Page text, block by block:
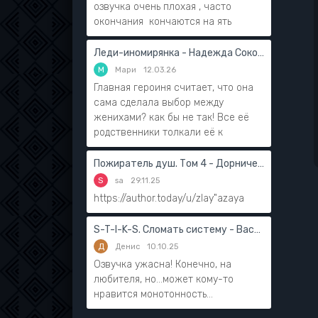
озвучка очень плохая , часто
окончания кончаются на ять
Леди-иномирянка - Надежда Соколова
М Мари 12.03.26
Главная героиня считает, что она
сама сделала выбор между
женихами? как бы не так! Все её
родственники толкали её к
Пожиратель душ. Том 4 - Дорничев Дмитрий
S sa 29.11.25
https://author.today/u/zlay"azaya
S-T-I-K-S. Сломать систему - Василий Мушинский
Д Денис 10.10.25
Озвучка ужасна! Конечно, на
любителя, но...может кому-то
нравится монотонность...